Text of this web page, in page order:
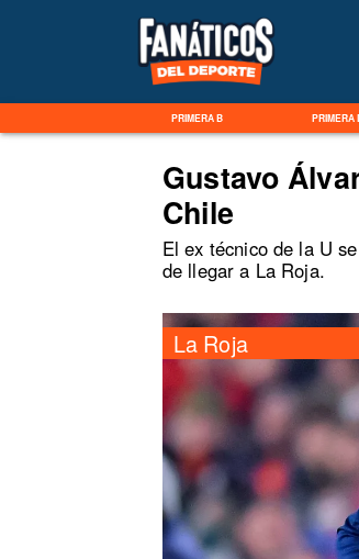
PRIMERA B PRIMERA
La Roja
Gustavo
Chile
El ex técnico de la U
de llegar a La Roja.